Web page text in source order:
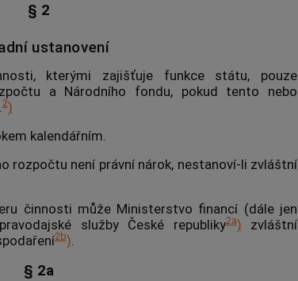
§ 2
ustanovení
kterými zajišťuje funkce státu, pouze
a Národního fondu, pokud tento nebo
2)
kalendářním.
rozpočtu není právní nárok, nestanoví-li zvláštní
činnosti může Ministerstvo financí (dále jen
služby České republiky2a) zvláštní
2b)
§ 2a